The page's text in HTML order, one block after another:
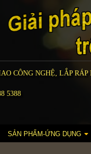
CÔNG NGHỆ, LẮP
5388
SẢN PHẨM-ỨNG DỤNG